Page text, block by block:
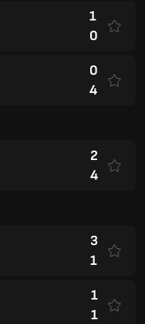
1
0
0
4
2
4
3
1
1
1